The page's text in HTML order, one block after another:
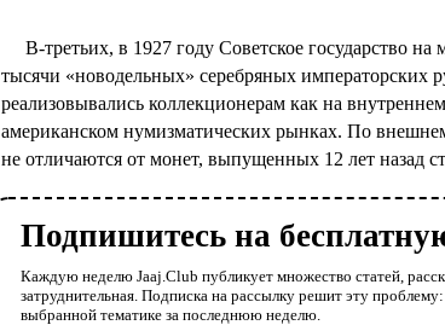
В-третьих, в 1927 году Советское государство
тысячи «новодельных» серебряных императорских
реализовывались коллекционерам как на
американском нумизматических рынках. По
не отличаются от монет, выпущенных 12 лет назад
Подпишитесь на
Каждую неделю Jaaj.Club публикует множество статей,
затруднительная. Подписка на рассылку решит эту
выбранной тематике за последнюю неделю.